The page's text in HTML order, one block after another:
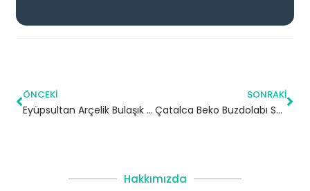
ÖNCEKI
Eyüpsultan Arçelik Bulaşık Makinesi Servisi
SONRAKI
Çatalca Beko Buzdolabı Servisi
Hakkımızda